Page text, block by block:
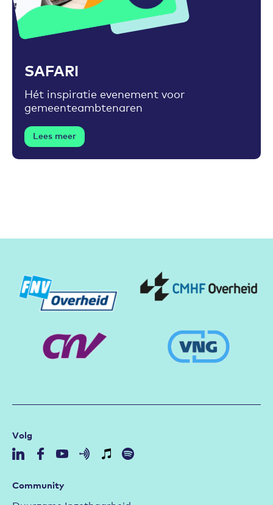
Toevoegen aan favorieten
SAFARI
Hét inspiratie evenement voor
gemeenteambtenaren
Lees meer
Volg
Community